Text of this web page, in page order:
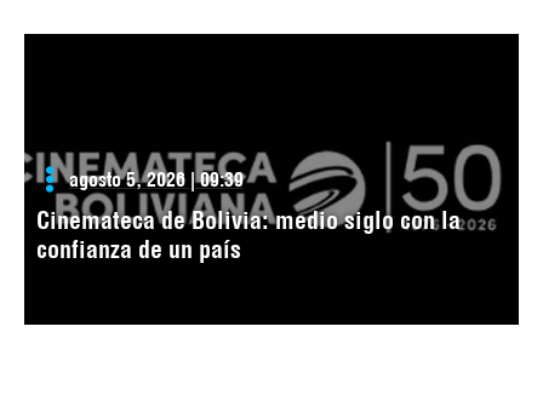
agosto 5, 2026 | 09:39
Cinemateca de Bolivia: medio siglo con la
confianza de un país